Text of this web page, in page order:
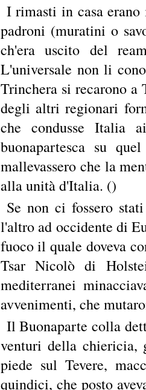
I rimasti in casa
padroni (muratini o
ch'era uscito del
L'universale non li
Trinchera si recarono
degli altri regionari
che condusse Italia
buonapartesca su
mallevassero che la
alla unità d'Italia. ()
Se non ci fossero
l'altro ad occidente di
fuoco il quale doveva
Tsar Nicolò di
mediterranei
avvenimenti, che
Il Buonaparte colla
venturi della chiericia,
piede sul Tevere,
quindici, che posto